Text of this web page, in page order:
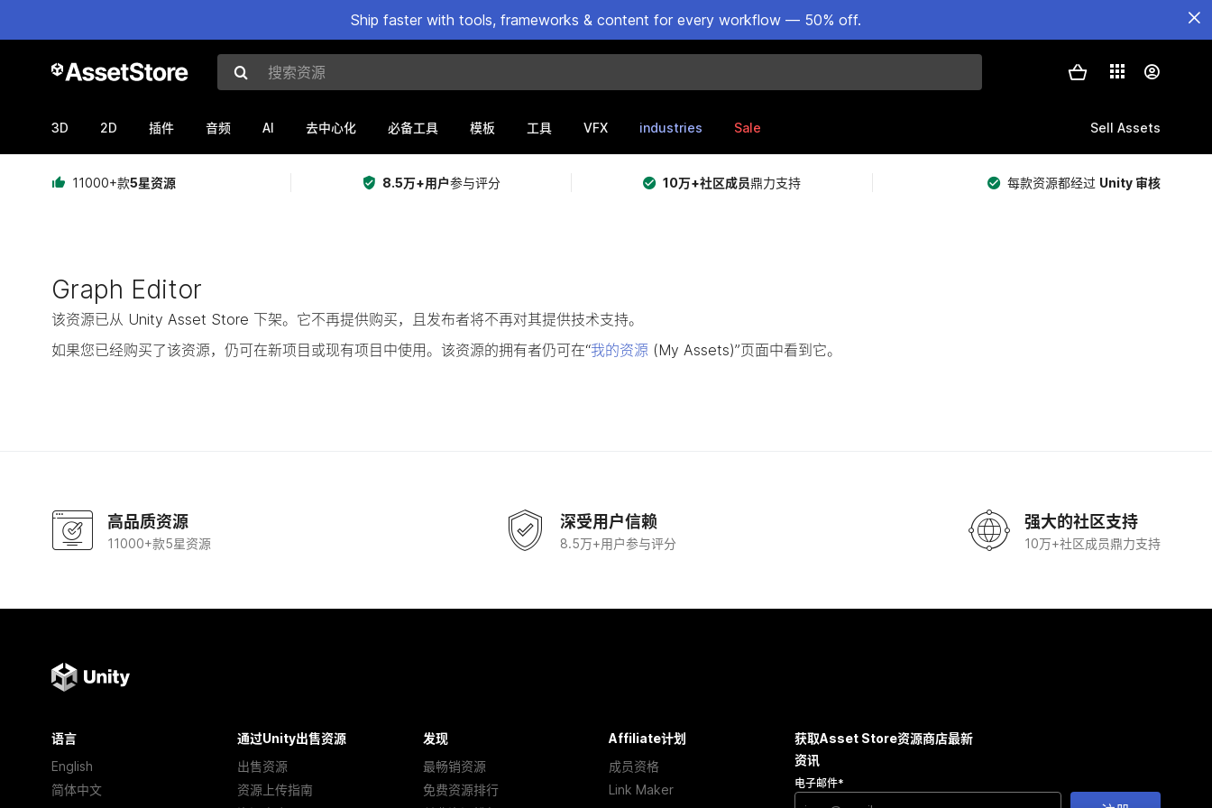
Ship faster with tools, frameworks & content for every workflow — 50% off.
搜索资源
3D 2D 插件 音频 AI 去中心化 必备工具 模板 工具 VFX industries Sale Sell Assets
11000+款5星资源 8.5万+用户参与评分 10万+社区成员鼎力支持 每款资源都经过 Unity 审核
Graph Editor
该资源已从 Unity Asset Store 下架。它不再提供购买，且发布者将不再对其提供技术支持。
如果您已经购买了该资源，仍可在新项目或现有项目中使用。该资源的拥有者仍可在“我的资源 (My Assets)”页面中看到它。
高品质资源
11000+款5星资源
深受用户信赖
8.5万+用户参与评分
强大的社区支持
10万+社区成员鼎力支持
语言
English
简体中文
通过Unity出售资源
出售资源
资源上传指南
发现
最畅销资源
免费资源排行
Affiliate计划
成员资格
Link Maker
获取Asset Store资源商店最新
资讯
电子邮件*